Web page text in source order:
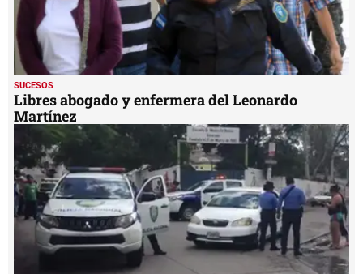
SUCESOS
Libres abogado y enfermera del Leonardo
Martínez